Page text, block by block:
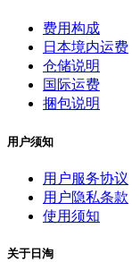
费用构成
日本境内运费
仓储说明
国际运费
捆包说明
用户须知
用户服务协议
用户隐私条款
使用须知
关于日淘